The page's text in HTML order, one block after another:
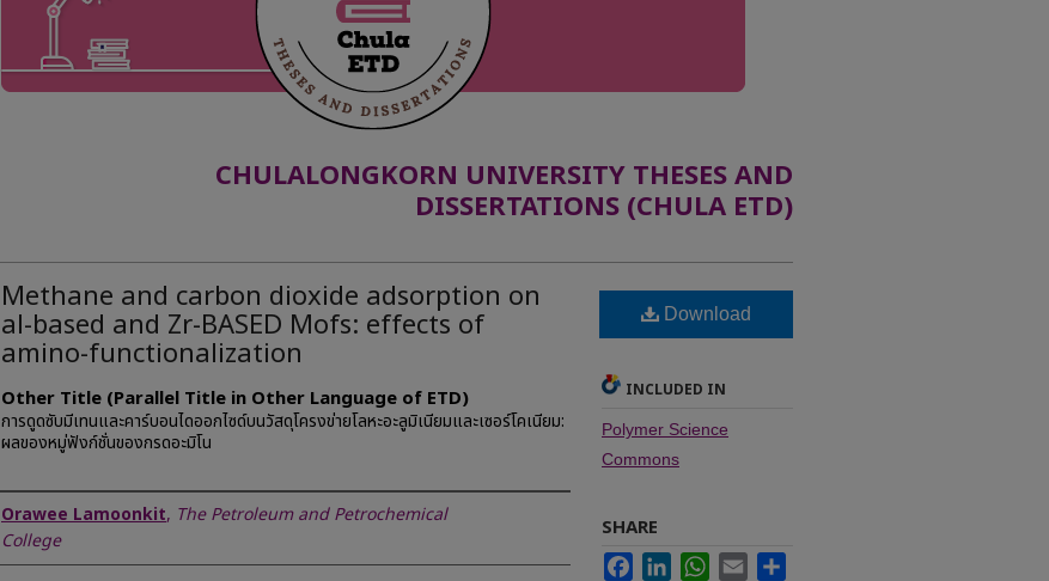
CHULALONGKORN UNIVERSITY THESES AND
DISSERTATIONS (CHULA ETD)
Methane and carbon dioxide adsorption on
al-based and Zr-BASED Mofs: effects of
amino-functionalization
Other Title (Parallel Title in Other Language of ETD)
การดูดซับมีเทนและคาร์บอนไดออกไซด์บนวัสดุโครงข่ายโลหะอะลูมิเนียมและเซอร์โคเนียม:
ผลของหมู่ฟังก์ชั่นของกรดอะมิโน
Author
Orawee Lamoonkit, The Petroleum and Petrochemical
College
Download
INCLUDED IN
Polymer Science
Commons
SHARE
FacebookLinkedInWhatsApp
Email